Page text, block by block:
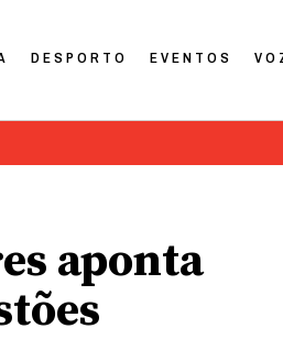
DESPORTO EVENTOS
aponta